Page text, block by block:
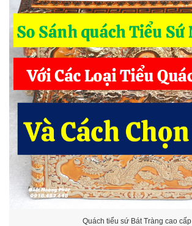
Quách tiểu sứ Bát Tràng cao cấp